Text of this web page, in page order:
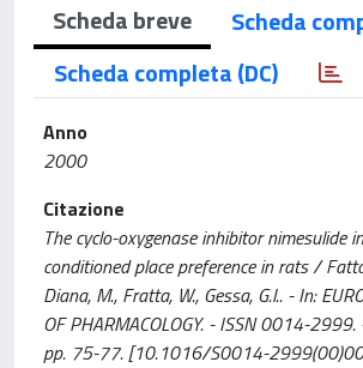
Scheda breve
Scheda
Scheda completa (DC)
Anno
2000
Citazione
The cyclo-oxygenase inhibitor nimesulide
conditioned place preference in rats /
Diana, M., Fratta, W., Gessa, G.l.. - In:
OF PHARMACOLOGY. - ISSN 0014-
pp. 75-77. [10.1016/S0014-